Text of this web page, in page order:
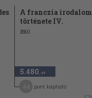
A franczia irodalom
története IV.
1880
5.480 ,-Ft
pont kapható